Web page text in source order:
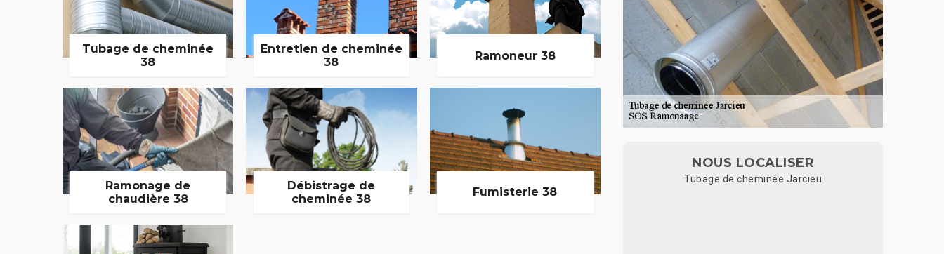
Tubage de cheminée
38
Entretien de cheminée
38
Ramoneur 38
Ramonage de
chaudière 38
Débistrage de
cheminée 38
Fumisterie 38
NOUS LOCALISER
Tubage de cheminée Jarcieu